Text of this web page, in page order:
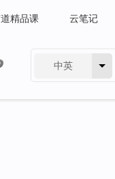
精品课 云笔记
中英